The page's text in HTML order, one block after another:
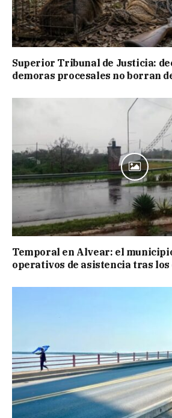
Superior Tribunal de Justicia:
demoras procesales no borran
Temporal en Alvear: el
operativos de asistencia tras los